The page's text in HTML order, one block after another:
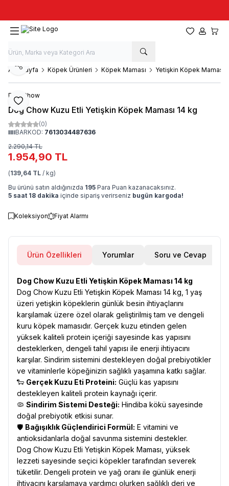
Favorilerim
Hesabım
Ana Sayfa Köpek Ürünleri Köpek Maması Yetişkin Köpek Maması
Favoriye Ekle
Paylaş
Dog Chow
Dog Chow Kuzu Etli Yetişkin Köpek Maması 14 kg
(0)
BARKOD: 7613034487636
2.290,14TL
1.954,90 TL
(139,64 TL / kg)
Bu ürünü satın aldığınızda 195 Para Puan kazanacaksınız.
5 saat 18 dakika içinde sipariş verirseniz bugün kargoda!
Koleksiyon Fiyat Alarmı
Ürün Özellikleri Yorumlar Soru ve Cevap
Dog Chow Kuzu Etli Yetişkin Köpek Maması 14 kg
Dog Chow Kuzu Etli Yetişkin Köpek Maması 14 kg, 1 yaş
üzeri yetişkin köpeklerin günlük besin ihtiyaçlarını
karşılamak üzere özel olarak geliştirilmiş tam ve dengeli
kuru köpek mamasıdır. Gerçek kuzu etinden gelen
yüksek kaliteli protein içeriği sayesinde kas yapısını
desteklerken, dengeli tahıl yapısı ile enerji ihtiyacını
karşılar. Sindirim sistemini destekleyen doğal prebiyotikler
ve vitaminlerle köpeğinizin sağlıklı yaşamına katkı sağlar.
🐑 Gerçek Kuzu Eti Proteini: Güçlü kas yapısını
destekleyen kaliteli protein kaynağı içerir.
🦠 Sindirim Sistemi Desteği: Hindiba kökü sayesinde
doğal prebiyotik etkisi sunar.
🛡️ Bağışıklık Güçlendirici Formül: E vitamini ve
antioksidanlarla doğal savunma sistemini destekler.
Dog Chow Kuzu Etli Yetişkin Köpek Maması, yüksek
lezzeti sayesinde seçici köpekler tarafından severek
tüketilir. Dengeli protein ve yağ oranı ile günlük enerji
ihtiyacını karşılamaya yardımcı olurken sağlıklı deri ve